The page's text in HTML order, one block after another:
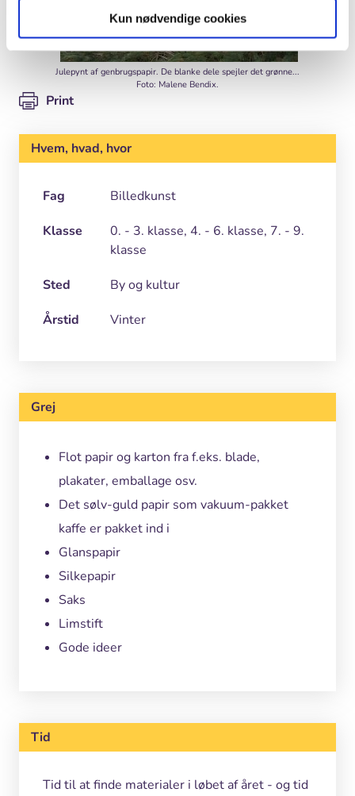
Kun nødvendige cookies
Julepynt af genbrugspapir. De blanke dele spejler det grønne...
Foto: Malene Bendix.
Print
Hvem, hvad, hvor
Fag
Billedkunst
Klasse
0. - 3. klasse, 4. - 6. klasse, 7. - 9.
klasse
Sted
By og kultur
Årstid
Vinter
Grej
Flot papir og karton fra f.eks. blade,
plakater, emballage osv.
Det sølv-guld papir som vakuum-pakket
kaffe er pakket ind i
Glanspapir
Silkepapir
Saks
Limstift
Gode ideer
Tid
Tid til at finde materialer i løbet af året - og tid